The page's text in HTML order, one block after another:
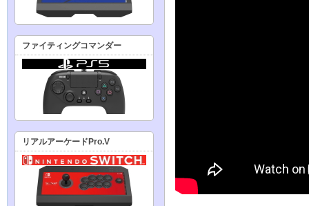
ファイティングコマンダー
リアルアーケードPro.V